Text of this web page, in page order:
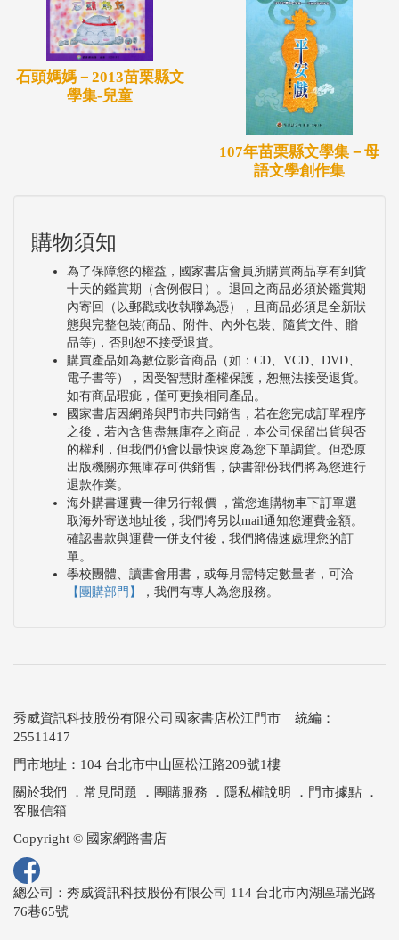
石頭媽媽－2013苗栗縣文
學集-兒童
107年苗栗縣文學集－母
語文學創作集
購物須知
為了保障您的權益，國家書店會員所購買商品享有到貨
十天的鑑賞期（含例假日）。退回之商品必須於鑑賞期
內寄回（以郵戳或收執聯為憑），且商品必須是全新狀
態與完整包裝(商品、附件、內外包裝、隨貨文件、贈
品等)，否則恕不接受退貨。
購買產品如為數位影音商品（如：CD、VCD、DVD、
電子書等），因受智慧財產權保護，恕無法接受退貨。
如有商品瑕疵，僅可更換相同產品。
國家書店因網路與門市共同銷售，若在您完成訂單程序
之後，若內含售盡無庫存之商品，本公司保留出貨與否
的權利，但我們仍會以最快速度為您下單調貨。但恐原
出版機關亦無庫存可供銷售，缺書部份我們將為您進行
退款作業。
海外購書運費一律另行報價 ，當您進購物車下訂單選
取海外寄送地址後，我們將另以mail通知您運費金額。
確認書款與運費一併支付後，我們將儘速處理您的訂
單。
學校團體、讀書會用書，或每月需特定數量者，可洽
【團購部門】
，我們有專人為您服務。
秀威資訊科技股份有限公司國家書店松江門市 統編：
25511417
門市地址：104 台北市中山區松江路209號1樓
關於我們
． 常見問題 ． 團購服務 ． 隱私權說明 ． 門市據點 ．
客服信箱
Copyright © 國家網路書店
總公司：秀威資訊科技股份有限公司 114 台北市內湖區瑞光路
76巷65號